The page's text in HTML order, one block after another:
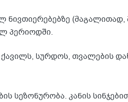
ნივთიერებებზე (მაგალითად,
პერიოდში.
სურდოს, თვალების
სეზონურობა. კანის